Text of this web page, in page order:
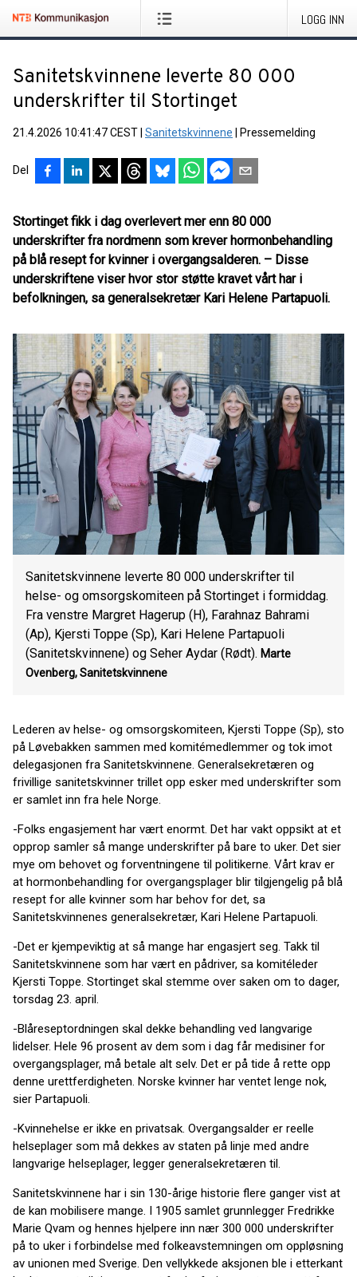
LOGG INN
Sanitetskvinnene leverte 80 000
underskrifter til Stortinget
21.4.2026 10:41:47 CEST Sanitetskvinnene Pressemelding
Del
Stortinget fikk i dag overlevert mer enn 80 000
underskrifter fra nordmenn som krever hormonbehandling
på blå resept for kvinner i overgangsalderen. – Disse
underskriftene viser hvor stor støtte kravet vårt har i
befolkningen, sa generalsekretær Kari Helene Partapuoli.
Sanitetskvinnene leverte 80 000 underskrifter til
helse- og omsorgskomiteen på Stortinget i formiddag.
Fra venstre Margret Hagerup (H), Farahnaz Bahrami
(Ap), Kjersti Toppe (Sp), Kari Helene Partapuoli
(Sanitetskvinnene) og Seher Aydar (Rødt). Marte
Ovenberg, Sanitetskvinnene
Lederen av helse- og omsorgskomiteen, Kjersti Toppe (Sp), sto
på Løvebakken sammen med komitémedlemmer og tok imot
delegasjonen fra Sanitetskvinnene. Generalsekretæren og
frivillige sanitetskvinner trillet opp esker med underskrifter som
er samlet inn fra hele Norge.
-Folks engasjement har vært enormt. Det har vakt oppsikt at et
opprop samler så mange underskrifter på bare to uker. Det sier
mye om behovet og forventningene til politikerne. Vårt krav er
at hormonbehandling for overgangsplager blir tilgjengelig på blå
resept for alle kvinner som har behov for det, sa
Sanitetskvinnenes generalsekretær, Kari Helene Partapuoli.
-Det er kjempeviktig at så mange har engasjert seg. Takk til
Sanitetskvinnene som har vært en pådriver, sa komitéleder
Kjersti Toppe. Stortinget skal stemme over saken om to dager,
torsdag 23. april.
-Blåreseptordningen skal dekke behandling ved langvarige
lidelser. Hele 96 prosent av dem som i dag får medisiner for
overgangsplager, må betale alt selv. Det er på tide å rette opp
denne urettferdigheten. Norske kvinner har ventet lenge nok,
sier Partapuoli.
-Kvinnehelse er ikke en privatsak. Overgangsalder er reelle
helseplager som må dekkes av staten på linje med andre
langvarige helseplager, legger generalsekretæren til.
Sanitetskvinnene har i sin 130-årige historie flere ganger vist at
de kan mobilisere mange. I 1905 samlet grunnlegger Fredrikke
Marie Qvam og hennes hjelpere inn nær 300 000 underskrifter
på to uker i forbindelse med folkeavstemningen om oppløsning
av unionen med Sverige. Den vellykkede aksjonen ble i etterkant